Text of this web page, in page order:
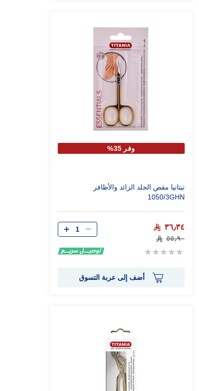
وفر 35%
تيتانيا مقص الجلد الزائد والأظافر
1050/3GHN
٣٦٫٣٤
٥٥٫٩٠
Rating:
الكمية
أضف إلى عربة التسوق